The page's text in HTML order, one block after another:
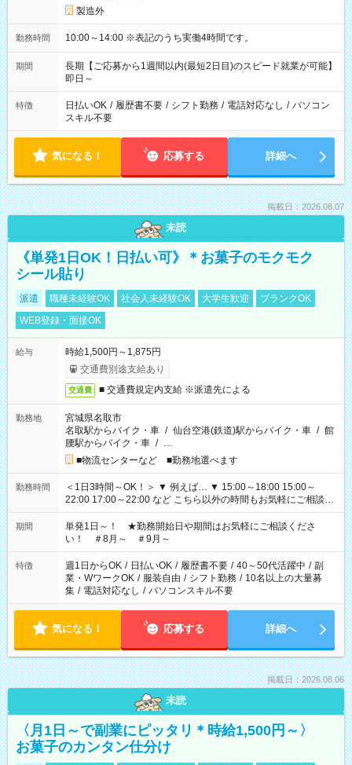
製造外
勤務時間 10:00～14:00 ※表記のうち実働4時間です。
期間
長期【ご応募から1週間以内(最短2日目)のスピード就業が可能】
即日～
特徴 日払いOK / 履歴書不要 / シフト勤務 / 電話対応なし / パソコン
スキル不要
気になる！ 応募する 詳細へ
掲載日：2026.08.07
未読
《単発1日OK！日払い可》＊お菓子のモクモク
シール貼り
派遣 職種未経験OK 社会人未経験OK 大学生歓迎
ブランクOK
WEB登録・面接OK
給与
時給1,500円～1,875円
交通費別途支給あり
交通費 ■ 交通費規定内支給 ※派遣先による
勤務地
宮城県名取市
名取駅からバイク・車 / 仙台空港(鉄道)駅からバイク・車 / 館
腰駅からバイク・車 / …
■物流センターなど ■勤務地選べます
勤務時間
＜1日3時間～OK！＞ ▼ 例えば… ▼ 15:00～18:00 15:00～
22:00 17:00～22:00 など こちら以外の時間もお気軽にご相談く
ださい！
期間
単発1日～！ ★勤務開始日や期間はお気軽にご相談くださ
い！ ＃8月～ ＃9月～
特徴 週1日からOK / 日払いOK / 履歴書不要 / 40～50代活躍中 / 副
業・WワークOK / 服装自由 / シフト勤務 / 10名以上の大量募
集 / 電話対応なし / パソコンスキル不要
気になる！ 応募する 詳細へ
掲載日：2026.08.06
未読
〈月1日～で副業にピッタリ＊時給1,500円～〉
お菓子のカンタン仕分け